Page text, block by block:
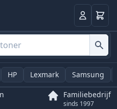
Log in
HP Lexmark Samsung
Familiebedrijf
sinds 1997